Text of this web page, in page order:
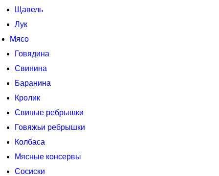
Щавель
Лук
Мясо
Говядина
Свинина
Баранина
Кролик
Свиные ребрышки
Говяжьи ребрышки
Колбаса
Мясные консервы
Сосиски